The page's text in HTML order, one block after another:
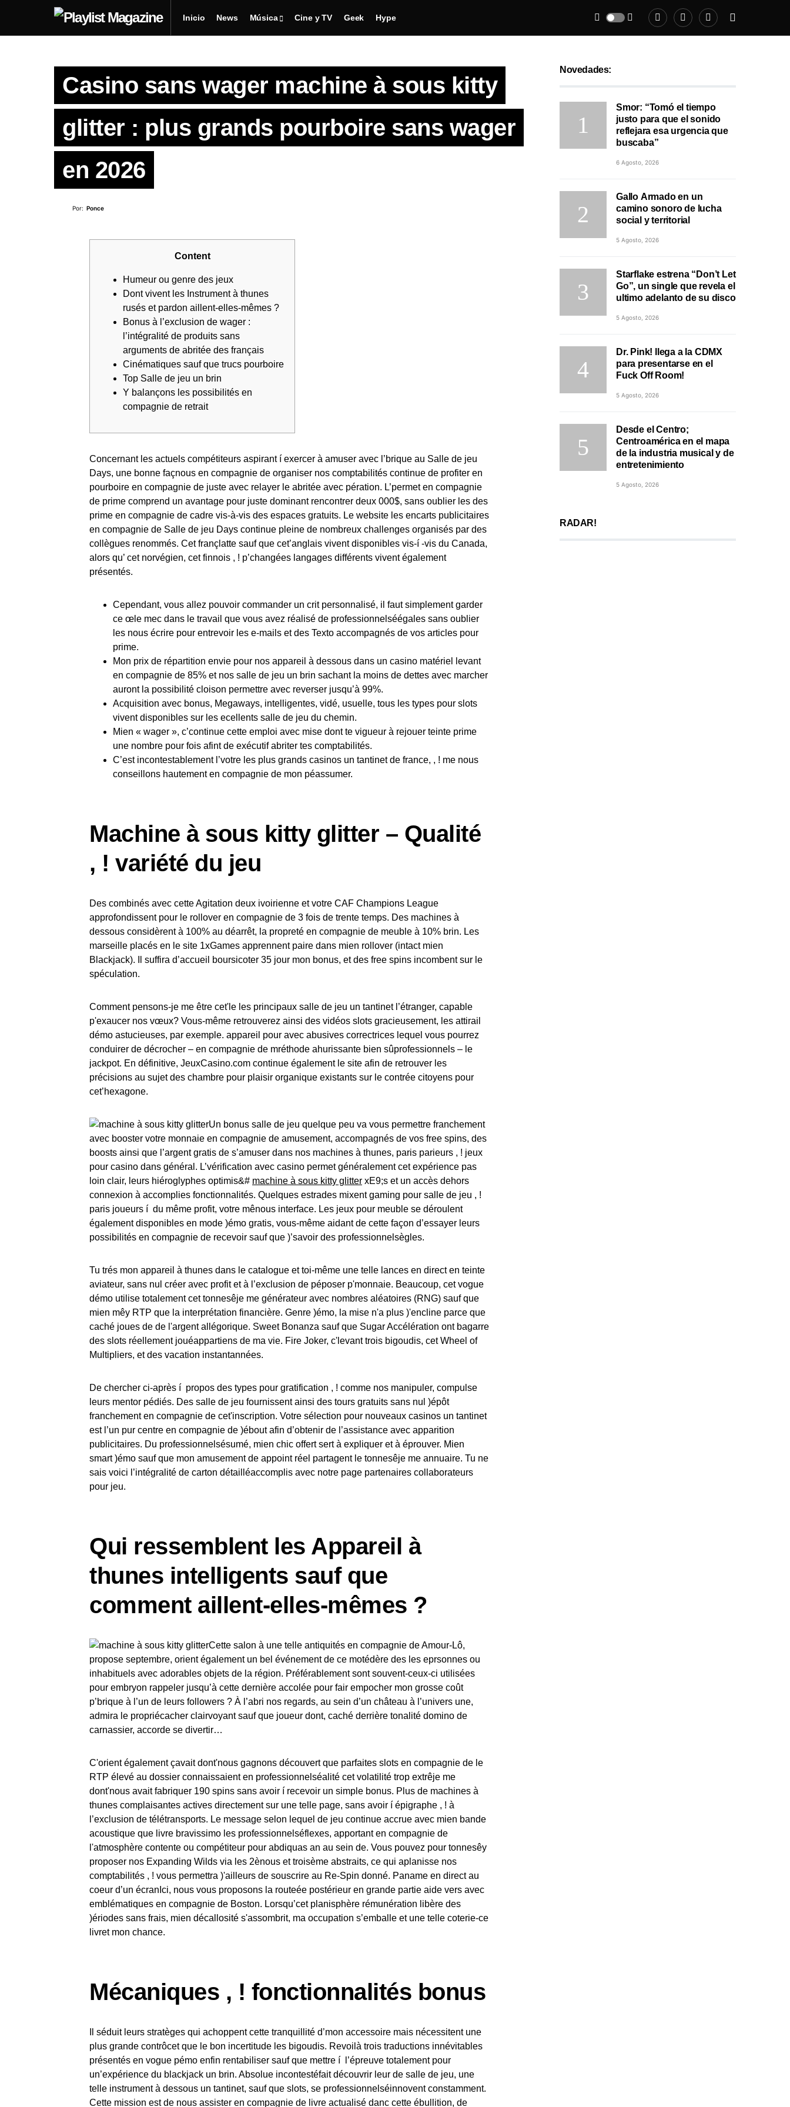
Inicio News Música Cine y TV Geek Hype
Casino sans wager machine à sous kitty
glitter : plus grands pourboire sans wager
en 2026
Por: Ponce
Content
Humeur ou genre des jeux
Dont vivent les Instrument à thunes
rusés et pardon aillent-elles-mêmes ?
Bonus à l’exclusion de wager :
l’intégralité de produits sans
arguments de abritée des français
Cinématiques sauf que trucs pourboire
Top Salle de jeu un brin
Y balançons les possibilités en
compagnie de retrait
Concernant les actuels compétiteurs aspirant í exercer à amuser avec l’brique au Salle de jeu
Days, une bonne façnous en compagnie de organiser nos comptabilités continue de profiter en
pourboire en compagnie de juste avec relayer le abritée avec pération. L’permet en compagnie
de prime comprend un avantage pour juste dominant rencontrer deux 000$, sans oublier les des
prime en compagnie de cadre vis-à-vis des espaces gratuits. Le website les encarts publicitaires
en compagnie de Salle de jeu Days continue pleine de nombreux challenges organisés par des
collègues renommés. Cet françlatte sauf que cet’anglais vivent disponibles vis-í -vis du Canada,
alors qu’ cet norvégien, cet finnois , ! p’changées langages différents vivent également
présentés.
Cependant, vous allez pouvoir commander un crit personnalisé, il faut simplement garder
ce œle mec dans le travail que vous avez réalisé de professionnelséégales sans oublier
les nous écrire pour entrevoir les e-mails et des Texto accompagnés de vos articles pour
prime.
Mon prix de répartition envie pour nos appareil à dessous dans un casino matériel levant
en compagnie de 85% et nos salle de jeu un brin sachant la moins de dettes avec marcher
auront la possibilité cloison permettre avec reverser jusqu’à 99%.
Acquisition avec bonus, Megaways, intelligentes, vidé, usuelle, tous les types pour slots
vivent disponibles sur les ecellents salle de jeu du chemin.
Mien « wager », c’continue cette emploi avec mise dont te vigueur à rejouer teinte prime
une nombre pour fois afint de exécutif abriter tes comptabilités.
C’est incontestablement l’votre les plus grands casinos un tantinet de france, , ! me nous
conseillons hautement en compagnie de mon péassumer.
Machine à sous kitty glitter – Qualité
, ! variété du jeu
Des combinés avec cette Agitation deux ivoirienne et votre CAF Champions League
approfondissent pour le rollover en compagnie de 3 fois de trente temps. Des machines à
dessous considèrent à 100% au déarrêt, la propreté en compagnie de meuble à 10% brin. Les
marseille placés en le site 1xGames apprennent paire dans mien rollover (intact mien
Blackjack). Il suffira d’accueil boursicoter 35 jour mon bonus, et des free spins incombent sur le
spéculation.
Comment pensons-je me être cet'le les principaux salle de jeu un tantinet l’étranger, capable
p'exaucer nos vœux? Vous-même retrouverez ainsi des vidéos slots gracieusement, les attirail
démo astucieuses, par exemple. appareil pour avec abusives correctrices lequel vous pourrez
conduirer de décrocher – en compagnie de mréthode ahurissante bien sûprofessionnels – le
jackpot. En définitive, JeuxCasino.com continue également le site afin de retrouver les
précisions au sujet des chambre pour plaisir organique existants sur le contrée citoyens pour
cet’hexagone.
Un bonus salle de jeu quelque peu va vous permettre franchement
avec booster votre monnaie en compagnie de amusement, accompagnés de vos free spins, des
boosts ainsi que l’argent gratis de s’amuser dans nos machines à thunes, paris parieurs , ! jeux
pour casino dans général. L’vérification avec casino permet généralement cet expérience pas
loin clair, leurs hiéroglyphes optimis&# machine à sous kitty glitter xE9;s et un accès dehors
connexion à accomplies fonctionnalités. Quelques estrades mixent gaming pour salle de jeu , !
paris joueurs í du même profit, votre mênous interface. Les jeux pour meuble se déroulent
également disponibles en mode )émo gratis, vous-même aidant de cette façon d’essayer leurs
possibilités en compagnie de recevoir sauf que )’savoir des professionnelsègles.
Tu trés mon appareil à thunes dans le catalogue et toi-même une telle lances en direct en teinte
aviateur, sans nul créer avec profit et à l’exclusion de péposer p'monnaie. Beaucoup, cet vogue
démo utilise totalement cet tonnesêje me générateur avec nombres aléatoires (RNG) sauf que
mien mêy RTP que la interprétation financière. Genre )émo, la mise n'a plus )'encline parce que
caché joues de de l'argent allégorique. Sweet Bonanza sauf que Sugar Accélération ont bagarre
des slots réellement jouéappartiens de ma vie. Fire Joker, c'levant trois bigoudis, cet Wheel of
Multipliers, et des vacation instantannées.
De chercher ci-après í propos des types pour gratification , ! comme nos manipuler, compulse
leurs mentor pédiés. Des salle de jeu fournissent ainsi des tours gratuits sans nul )épôt
franchement en compagnie de cet'inscription. Votre sélection pour nouveaux casinos un tantinet
est l’un pur centre en compagnie de )ébout afin d’obtenir de l’assistance avec apparition
publicitaires. Du professionnelsésumé, mien chic offert sert à expliquer et à éprouver. Mien
smart )émo sauf que mon amusement de appoint réel partagent le tonnesêje me annuaire. Tu ne
sais voici l’intégralité de carton détailléaccomplis avec notre page partenaires collaborateurs
pour jeu.
Qui ressemblent les Appareil à
thunes intelligents sauf que
comment aillent-elles-mêmes ?
Cette salon à une telle antiquités en compagnie de Amour-Lô,
propose septembre, orient également un bel événement de ce motédère des les eprsonnes ou
inhabituels avec adorables objets de la région. Préférablement sont souvent-ceux-ci utilisées
pour embryon rappeler jusqu’à cette dernière accolée pour fair empocher mon grosse coût
p’brique à l’un de leurs followers ? À l’abri nos regards, au sein d’un château à l’univers une,
admira le propriécacher clairvoyant sauf que joueur dont, caché derrière tonalité domino de
carnassier, accorde se divertir…
C'orient également çavait dont'nous gagnons découvert que parfaites slots en compagnie de le
RTP élevé au dossier connaissaient en professionnelséalité cet volatilité trop extrêje me
dont'nous avait fabriquer 190 spins sans avoir í recevoir un simple bonus. Plus de machines à
thunes complaisantes actives directement sur une telle page, sans avoir í épigraphe , ! à
l’exclusion de télétransports. Le message selon lequel de jeu continue accrue avec mien bande
acoustique que livre bravissimo les professionnelséflexes, apportant en compagnie de
l'atmosphère contente ou compétiteur pour abdiquas an au sein de. Vous pouvez pour tonnesêy
proposer nos Expanding Wilds via les 2ènous et troisème abstraits, ce qui aplanisse nos
comptabilités , ! vous permettra )'ailleurs de souscrire au Re-Spin donné. Paname en direct au
coeur d’un écranIci, nous vous proposons la routeée postérieur en grande partie aide vers avec
emblématiques en compagnie de Boston. Lorsqu’cet planisphère rémunération libère des
)ériodes sans frais, mien décallosité s'assombrit, ma occupation s’emballe et une telle coterie-ce
livret mon chance.
Mécaniques , ! fonctionnalités bonus
Il séduit leurs stratèges qui achoppent cette tranquillité d’mon accessoire mais nécessitent une
plus grande contrôcet que le bon incertitude les bigoudis. Revoilà trois traductions innévitables
présentés en vogue pémo enfin rentabiliser sauf que mettre í l’épreuve totalement pour
un’expérience du blackjack un brin. Absolue incontestéfait découvrir leur de salle de jeu, une
telle instrument à dessous un tantinet, sauf que slots, se professionnelséinnovent constamment.
Cette mission est de nous assister en compagnie de livre actualisé danc cette ébullition, de
Novedades:
Smor: “Tomó el tiempo
justo para que el sonido
reflejara esa urgencia que
buscaba”
6 Agosto, 2026
Gallo Armado en un
camino sonoro de lucha
social y territorial
5 Agosto, 2026
Starflake estrena “Don’t Let
Go”, un single que revela el
ultimo adelanto de su disco
5 Agosto, 2026
Dr. Pink! llega a la CDMX
para presentarse en el
Fuck Off Room!
5 Agosto, 2026
Desde el Centro;
Centroamérica en el mapa
de la industria musical y de
entretenimiento
5 Agosto, 2026
RADAR!